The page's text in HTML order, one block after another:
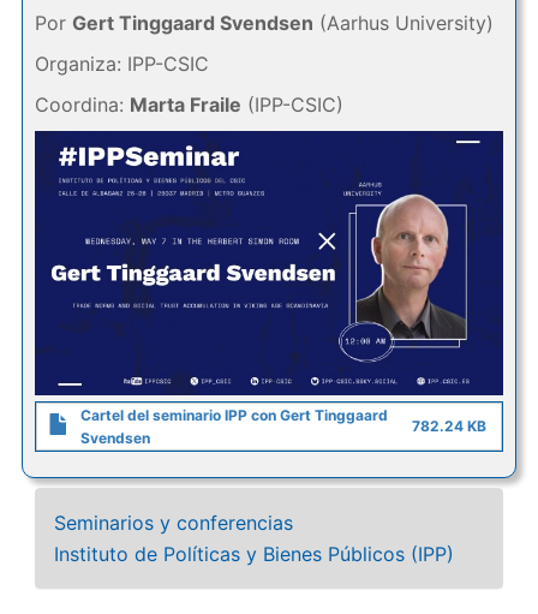
Por Gert Tinggaard Svendsen (Aarhus University)
Organiza: IPP-CSIC
Coordina: Marta Fraile (IPP-CSIC)
Cartel del seminario IPP con Gert Tinggaard
Svendsen
782.24 KB
Seminarios y conferencias
Instituto de Políticas y Bienes Públicos (IPP)